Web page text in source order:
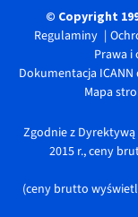
© Copyright
Regulaminy
Prawa
Dokumentacja
Mapa
Zgodnie z
2015 r., ceny
(ceny brutto